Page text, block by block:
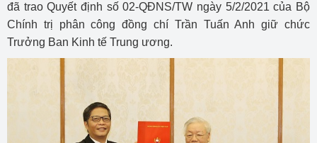
đã trao Quyết định số 02-QĐNS/TW ngày 5/2/2021 của Bộ
Chính trị phân công đồng chí Trần Tuấn Anh giữ chức
Trưởng Ban Kinh tế Trung ương.